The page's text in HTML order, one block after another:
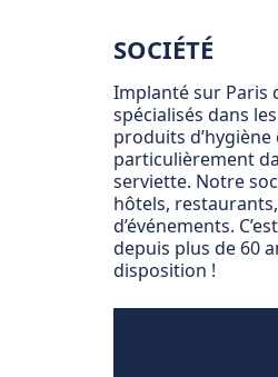
SOCIÉTÉ
Implanté sur Paris
spécialisés dans
produits
particulièrement
serviette. Notre
hôtels,
d’événements.
depuis plus de 60
disposition !